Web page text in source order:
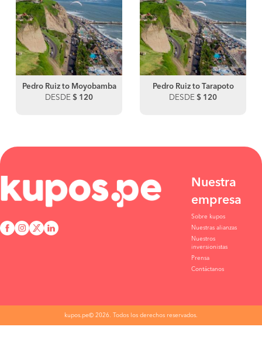
Pedro Ruiz to Moyobamba
DESDE $ 120
Pedro Ruiz to Tarapoto
DESDE $ 120
Nuestra
empresa
Sobre kupos
Nuestras alianzas
Nuestros
inversionistas
Prensa
Contáctanos
kupos.pe© 2026. Todos los derechos reservados.